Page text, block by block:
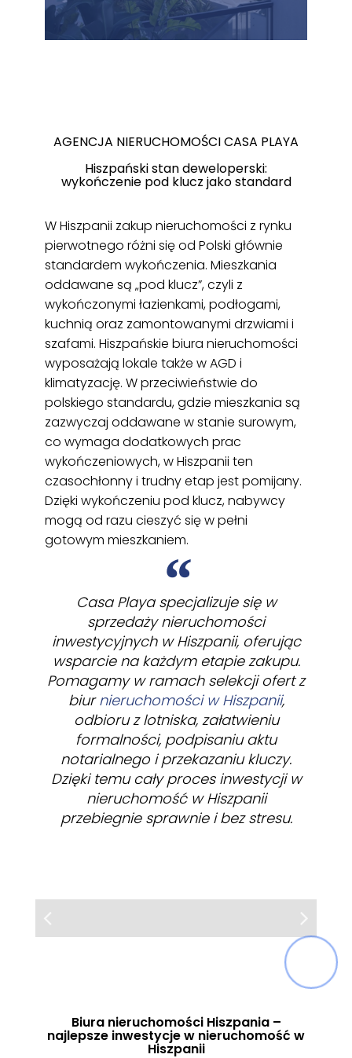
AGENCJA NIERUCHOMOŚCI CASA PLAYA
Hiszpański stan deweloperski:
wykończenie pod klucz jako standard
W Hiszpanii zakup nieruchomości z rynku
pierwotnego różni się od Polski głównie
standardem wykończenia. Mieszkania
oddawane są „pod klucz”, czyli z
wykończonymi łazienkami, podłogami,
kuchnią oraz zamontowanymi drzwiami i
szafami. Hiszpańskie biura nieruchomości
wyposażają lokale także w AGD i
klimatyzację. W przeciwieństwie do
polskiego standardu, gdzie mieszkania są
zazwyczaj oddawane w stanie surowym,
co wymaga dodatkowych prac
wykończeniowych, w Hiszpanii ten
czasochłonny i trudny etap jest pomijany.
Dzięki wykończeniu pod klucz, nabywcy
mogą od razu cieszyć się w pełni
gotowym mieszkaniem.
Casa Playa specjalizuje się w
sprzedaży nieruchomości
inwestycyjnych w Hiszpanii, oferując
wsparcie na każdym etapie zakupu.
Pomagamy w ramach selekcji ofert z
biurnieruchomości w Hiszpanii,
odbioru z lotniska, załatwieniu
formalności, podpisaniu aktu
notarialnego i przekazaniu kluczy.
Dzięki temu cały proces inwestycji w
nieruchomość w Hiszpanii
przebiegnie sprawnie i bez stresu.
Veneçuela
Nowoczesne apartamenty z
widokiem na morze
Huerta Nueva
Luksusowa willa z basenem i
ogrodem
Biura nieruchomości Hiszpania –
najlepsze inwestycje w nieruchomość w
Hiszpanii